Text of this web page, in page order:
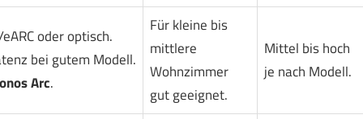
oder optisch.
bei gutem Modell.
Arc.
Für kleine bis
mittlere
Wohnzimmer
gut geeignet.
Mittel bis hoch
je nach Modell.